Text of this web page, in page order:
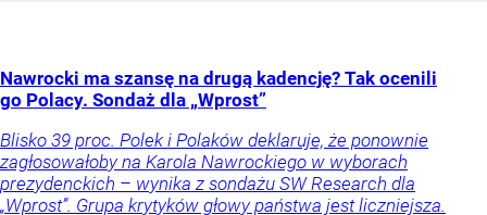
Nawrocki ma szansę na drugą kadencję? Tak ocenili
go Polacy. Sondaż dla „Wprost”
Blisko 39 proc. Polek i Polaków deklaruje, że ponownie
zagłosowałoby na Karola Nawrockiego w wyborach
prezydenckich – wynika z sondażu SW Research dla
„Wprost”. Grupa krytyków głowy państwa jest liczniejsza.